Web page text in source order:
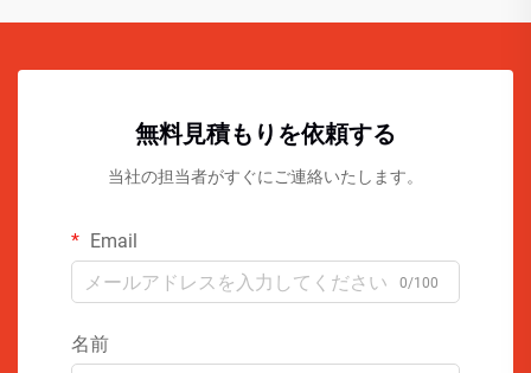
無料見積もりを依頼する
当社の担当者がすぐにご連絡いたします。
Email
0/100
名前